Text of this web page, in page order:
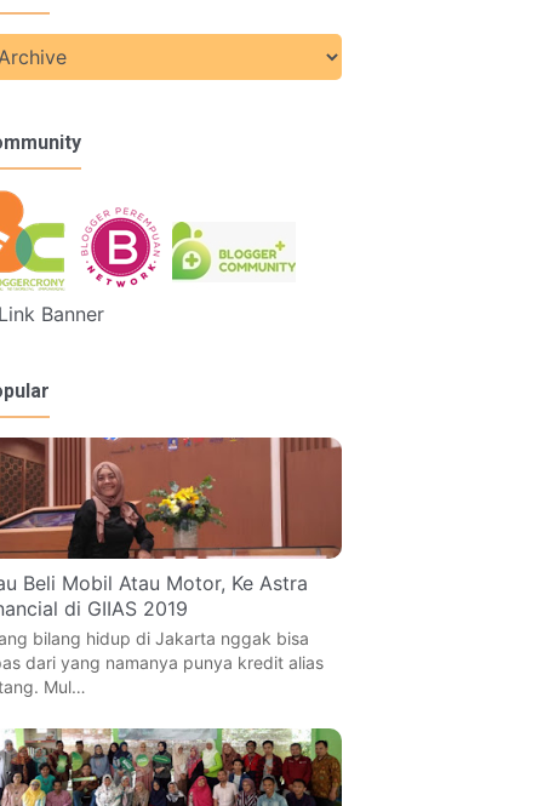
Beli Mobil Atau Motor, Ke Astra
di GIIAS 2019
bilang hidup di Jakarta nggak bisa
dari yang namanya punya kredit alias
Mul…